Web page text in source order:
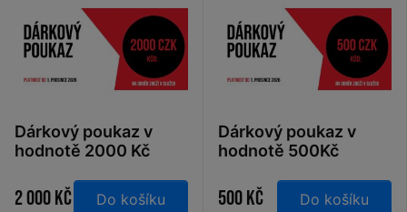
Dárkový poukaz v
hodnotě 2000 Kč
2 000 Kč Do košíku
Dárkový poukaz v
hodnotě 500Kč
500 Kč Do košíku